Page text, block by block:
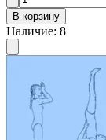
В корзину
Наличие: 8